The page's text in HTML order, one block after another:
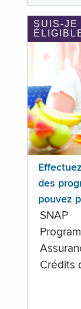
SUIS-JE
des
pouvez
SNAP
Crédits